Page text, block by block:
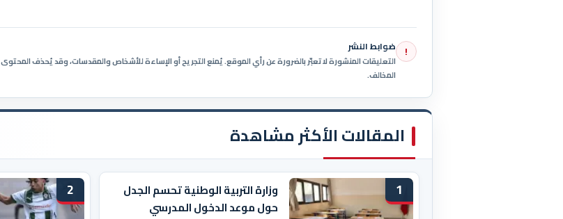
! ضوابط النشر
التعليقات المنشورة لا تعبّر بالضرورة عن رأي الموقع. يُمنع التجريح أو الإساءة للأشخاص والمقدسات، وقد يُحذف المحتوى
المخالف.
المقالات الأكثر مشاهدة
1
وزارة التربية الوطنية تحسم الجدل
حول موعد الدخول المدرسي
2